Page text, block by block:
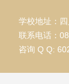
学校地址：
联系电话：
咨询 Q Q: